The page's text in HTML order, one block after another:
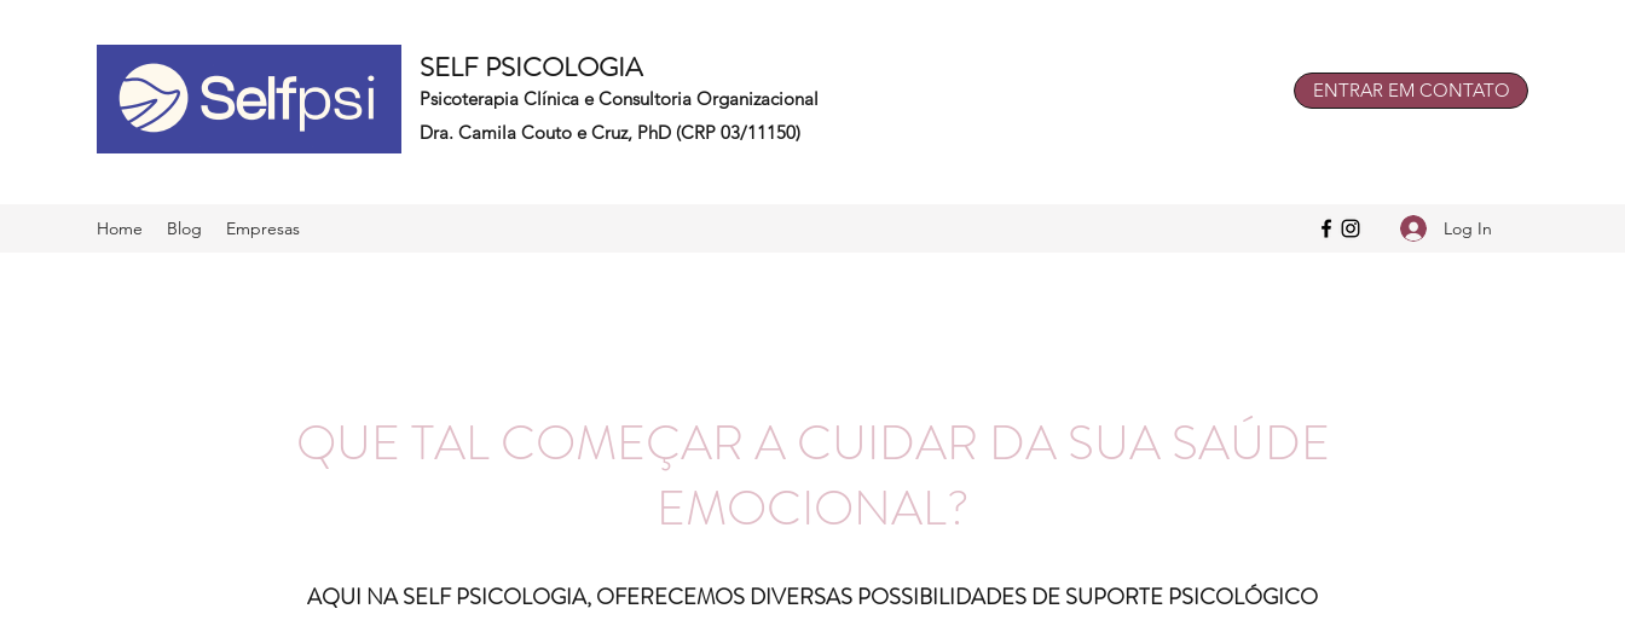
SELF PSICOLOGIA
Psicoterapia Clínica e Consultoria Organizacional
Dra. Camila Couto e Cruz, PhD (CRP 03/11150)
ENTRAR EM CONTATO
Home Blog Empresas Log In
QUE TAL COMEÇAR A CUIDAR DA SUA SAÚDE
EMOCIONAL?
AQUI NA SELF PSICOLOGIA, OFERECEMOS DIVERSAS POSSIBILIDADES DE SUPORTE PSICOLÓGICO